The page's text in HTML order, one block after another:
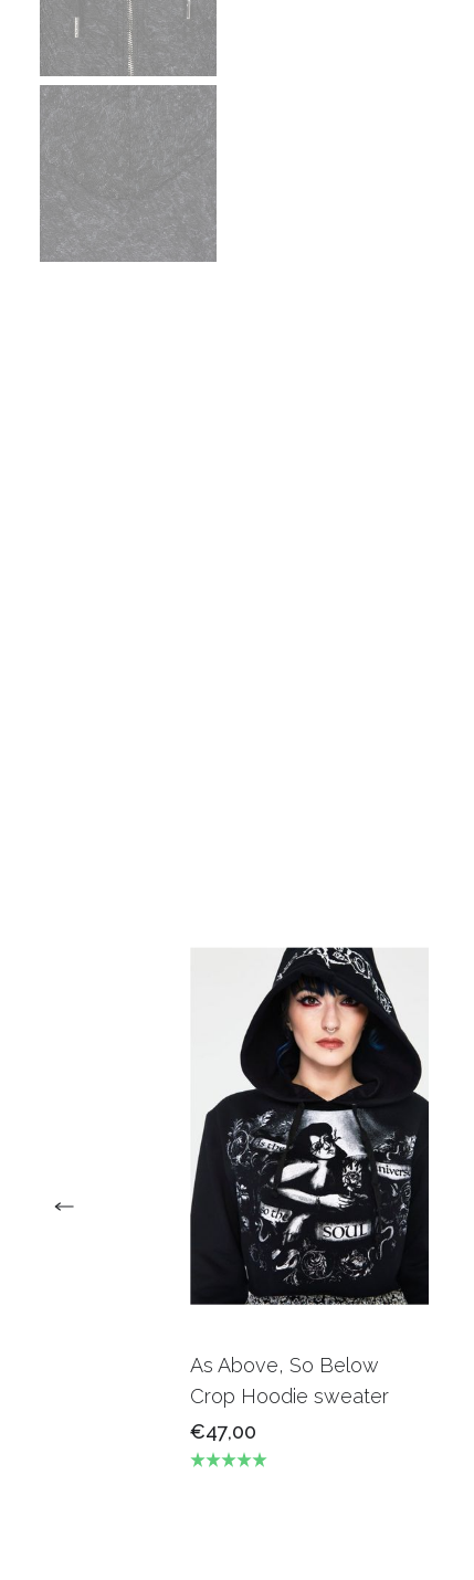
As Above, So Below
Crop Hoodie sweater
€47,00